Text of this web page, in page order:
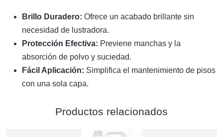
Brillo Duradero: Ofrece un acabado brillante sin
necesidad de lustradora.
Protección Efectiva: Previene manchas y la
absorción de polvo y suciedad.
Fácil Aplicación: Simplifica el mantenimiento de pisos
con una sola capa.
Productos relacionados